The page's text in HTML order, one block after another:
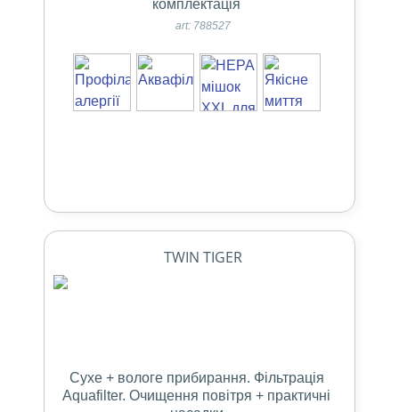
комплектація
art: 788527
TWIN TIGER
Сухе + вологе прибирання. Фільтрація
Aquafilter. Очищення повітря + практичні